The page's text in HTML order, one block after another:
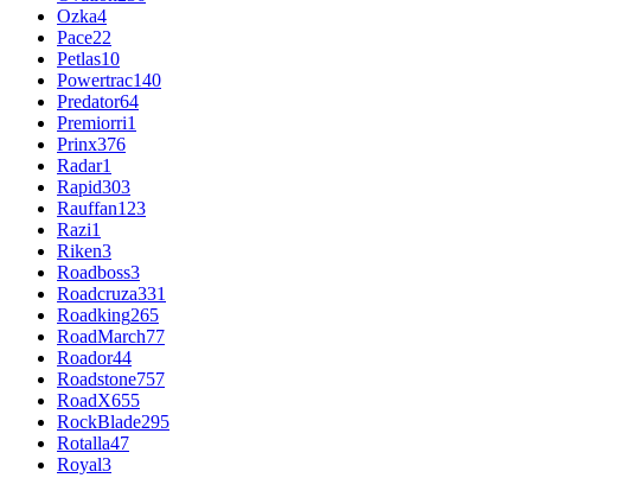
Ozka4
Pace22
Petlas10
Powertrac140
Predator64
Premiorri1
Prinx376
Radar1
Rapid303
Rauffan123
Razi1
Riken3
Roadboss3
Roadcruza331
Roadking265
RoadMarch77
Roador44
Roadstone757
RoadX655
RockBlade295
Rotalla47
Royal3